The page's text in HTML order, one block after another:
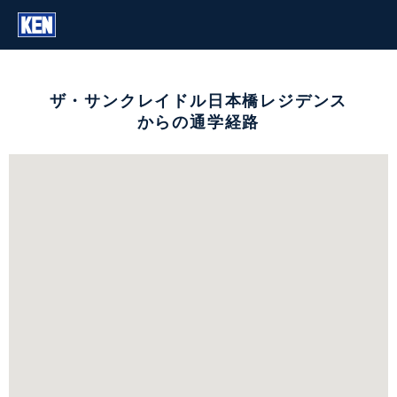
ザ・サンクレイドル日本橋レジデンス
からの通学経路